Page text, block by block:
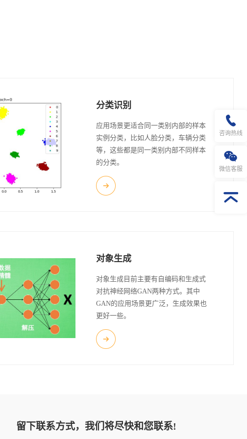
分类识别
应用场景更适合同一类别内部的样本
实例分类，比如人脸分类，车辆分类
等，这些都是同一类别内部不同样本
的分类。
对象生成
对象生成目前主要有自编码和生成式
对抗神经网络GAN两种方式。其中
GAN的应用场景更广泛，生成效果也
更好一些。
留下联系方式，我们将尽快和您联系!
咨询热线
微信客服